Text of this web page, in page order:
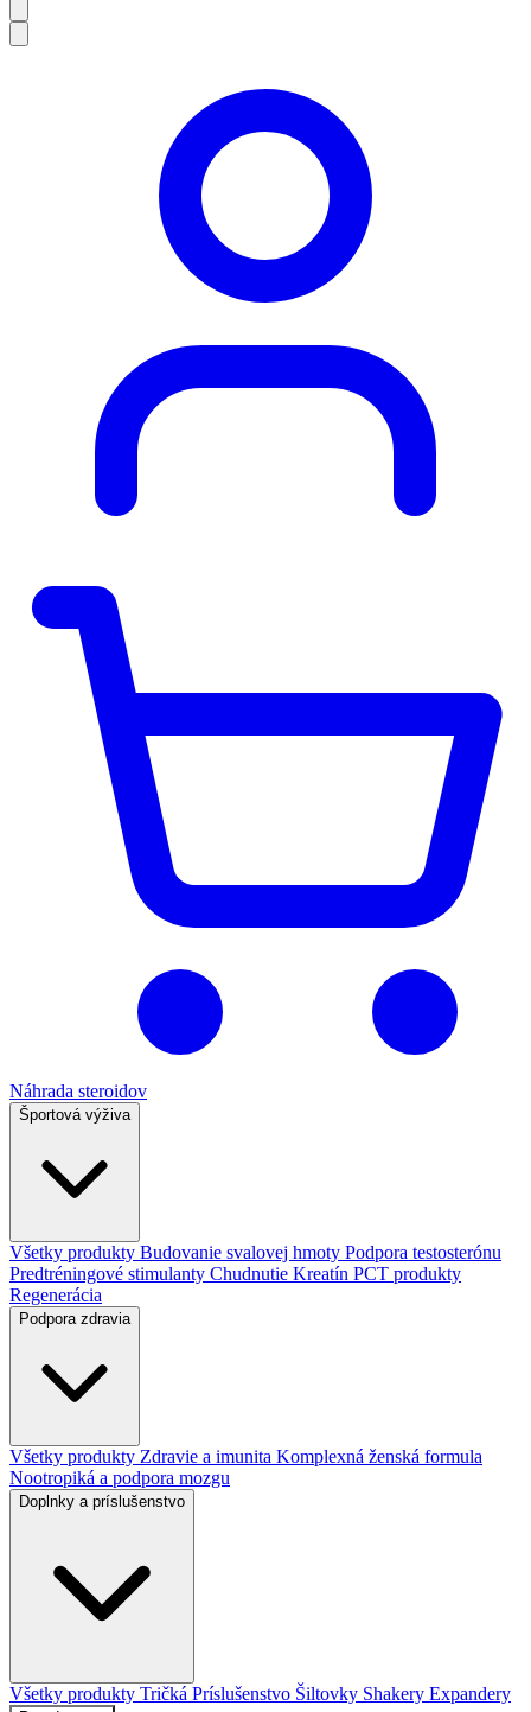
Náhrada steroidov
Športová výživa
Všetky produkty Budovanie svalovej hmoty Podpora testosterónu
Predtréningové stimulanty Chudnutie Kreatín PCT produkty
Regenerácia
Podpora zdravia
Všetky produkty Zdravie a imunita Komplexná ženská formula
Nootropiká a podpora mozgu
Doplnky a príslušenstvo
Všetky produkty Tričká Príslušenstvo Šiltovky Shakery Expandery